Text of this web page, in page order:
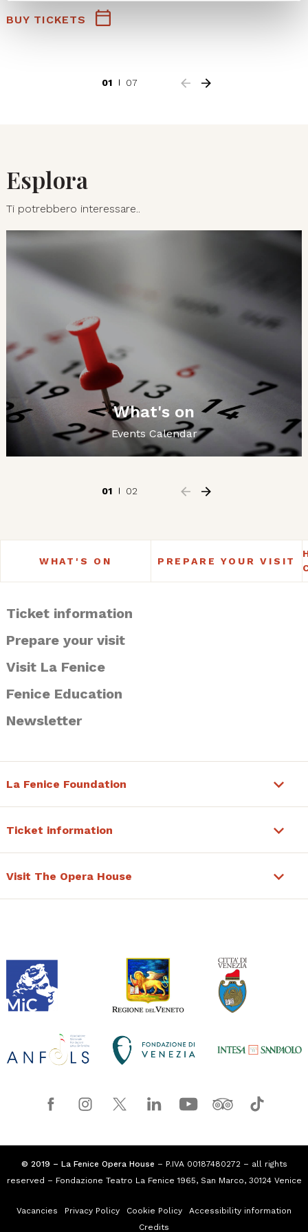
BUY TICKETS
01 07
Esplora
Ti potrebbero interessare..
What's on
Events Calendar
01 02
WHAT'S ON PREPARE YOUR VISIT
Ticket information
Prepare your visit
Visit La Fenice
Fenice Education
Newsletter
La Fenice Foundation
Ticket information
Visit The Opera House
© 2019 – La Fenice Opera House – P.IVA 00187480272 – all rights
reserved – Fondazione Teatro La Fenice 1965, San Marco, 30124 Venice
Vacancies Privacy Policy Cookie Policy
Accessibility information
Credits